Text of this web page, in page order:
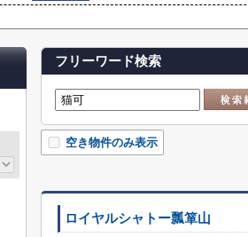
フリーワード検索
空き物件のみ表示
ロイヤルシャトー瓢箪山